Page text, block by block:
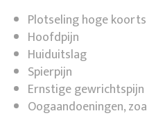
Plotseling hoge koorts
Hoofdpijn
Huiduitslag
Spierpijn
Ernstige gewrichtspijn
Oogaandoeningen,